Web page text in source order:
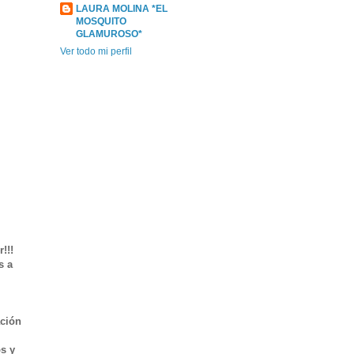
a
y
LAURA MOLINA *EL
MOSQUITO
GLAMUROSO*
Ver todo mi perfil